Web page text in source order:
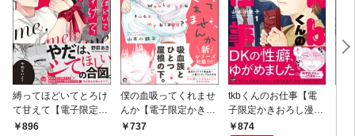
縛ってほどいてとろけ
て甘えて【電子限定か
きおろし漫画付】
896
僕の血吸ってくれませ
んか【電子限定かきお
ろし漫画付】 1
737
tkbくんのお仕事【電
子限定かきおろし漫画
付】 （1）
874